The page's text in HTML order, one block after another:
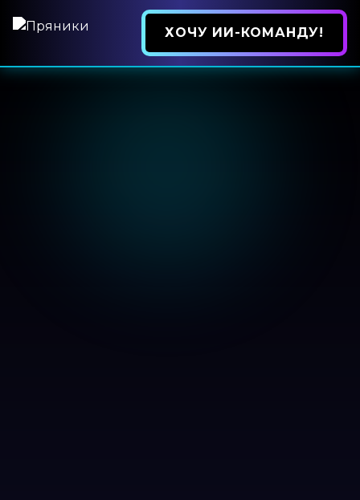
ХОЧУ ИИ-КОМАНДУ!